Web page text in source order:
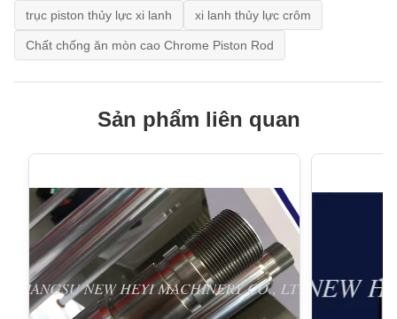
trục piston thủy lực xi lanh xi lanh thủy lực crôm
Chất chống ăn mòn cao Chrome Piston Rod
Sản phẩm liên quan